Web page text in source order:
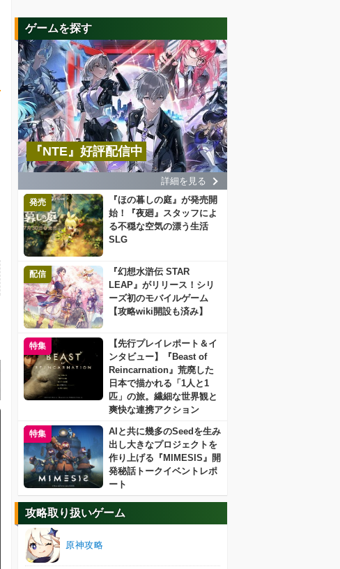
ゲームを探す
『NTE』好評配信中
詳細を見る
発売
『ほの暮しの庭』が発売開
始！『夜廻』スタッフによ
る不穏な空気の漂う生活
SLG
配信
『幻想水滸伝 STAR
LEAP』がリリース！シリ
ーズ初のモバイルゲーム
【攻略wiki開設も済み】
特集
【先行プレイレポート＆イ
ンタビュー】『Beast of
Reincarnation』荒廃した
日本で描かれる「1人と1
匹」の旅。繊細な世界観と
爽快な連携アクション
特集
AIと共に幾多のSeedを生み
出し大きなプロジェクトを
作り上げる『MIMESIS』開
発秘話トークイベントレポ
ート
攻略取り扱いゲーム
原神攻略